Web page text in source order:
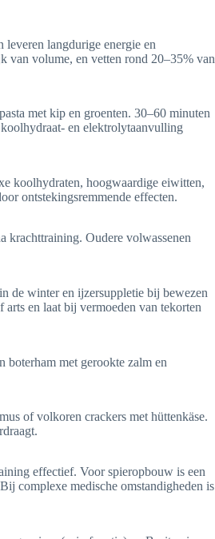
langdurige energie en
van volume, en vetten rond 20–35% van
met kip en groenten. 30–60 minuten
en elektrolytaanvulling
koolhydraten, hoogwaardige eiwitten,
ontstekingsremmende effecten.
krachttraining. Oudere volwassenen
de winter en ijzersuppletie bij bewezen
en laat bij vermoeden van tekorten
boterham met gerookte zalm en
of volkoren crackers met hüttenkäse.
effectief. Voor spieropbouw is een
complexe medische omstandigheden is